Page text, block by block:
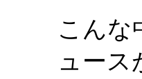
こんな
ュース